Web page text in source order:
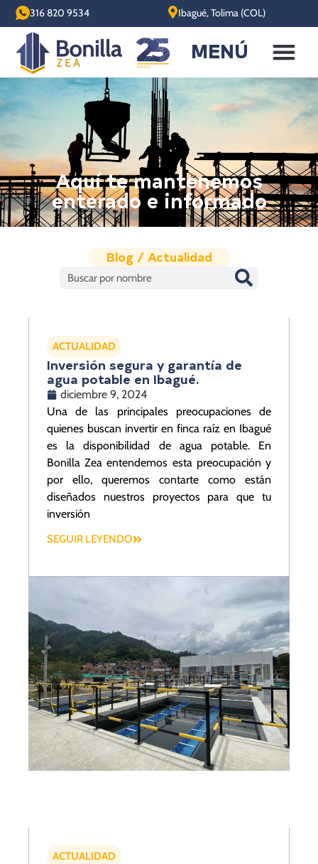
316 820 9534 Ibagué, Tolima (COL)
MENÚ
Aquí te mantenemos
enterado e informado
Blog / Actualidad
ACTUALIDAD
Inversión segura y garantía de
agua potable en Ibagué.
diciembre 9, 2024
Una de las principales preocupaciones de
quienes buscan invertir en finca raíz en Ibagué
es la disponibilidad de agua potable. En
Bonilla Zea entendemos esta preocupación y
por ello, queremos contarte como están
diseñados nuestros proyectos para que tu
inversión
SEGUIR LEYENDO
ACTUALIDAD